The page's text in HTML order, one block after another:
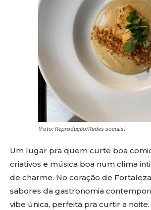
(Foto: Reprodução/Redes sociais)
Um lugar pra quem curte boa
criativos e música boa num clima
de charme. No coração de
sabores da gastronomia
vibe única, perfeita pra curtir a noite.